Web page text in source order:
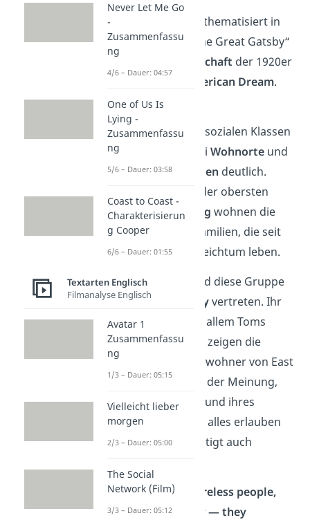
F. Scott Fitzgerald thematisiert in
seinem Roman „The Great Gatsby“
die
Klassengesellschaft der 1920er
Jahre und den
American Dream.
Die Hierarchie
unterschiedlichen sozialen Klassen
wird durch die dreiWohnorte und
ihreBeschreibungen deutlich.
Beginnen wir mit der obersten
Schicht: InEast Egg wohnen die
Altreichen
. Also Familien, die seit
Generationen in Reichtum leben.
In dem Roman wird diese Gruppe
vonTom Daisyvertreten. Ihr
Egoismus
und vor allem Toms
herablassende
Art zeigen die
Einstellung
der Bewohner von East
Egg. Denn sie sind der Meinung,
dass sie sich aufgrund ihres
großen Reichtums alles erlauben
können. Das bestätigt auch
“They were careless people,
Tom and Daisy — they
Never Let Me Go
-
Zusammenfassu
ng
4/6 – Dauer: 04:57
One of Us Is
Lying -
Zusammenfassu
ng
5/6 – Dauer: 03:58
Coast to Coast -
Charakterisierun
g Cooper
6/6 – Dauer: 01:55
Textarten Englisch
Filmanalyse Englisch
Avatar 1
Zusammenfassu
ng
1/3 – Dauer: 05:15
Vielleicht lieber
morgen
2/3 – Dauer: 05:00
The Social
Network (Film)
3/3 – Dauer: 05:12